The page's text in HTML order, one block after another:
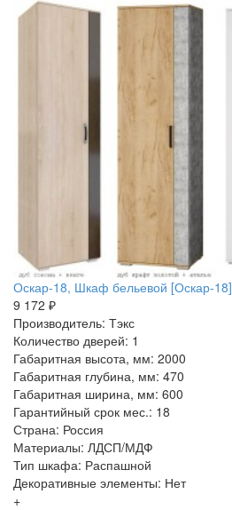
Оскар-18, Шкаф бельевой [Оскар-18]
9 172 ₽
Производитель: Тэкс
Количество дверей: 1
Габаритная высота, мм: 2000
Габаритная глубина, мм: 470
Габаритная ширина, мм: 600
Гарантийный срок мес.: 18
Страна: Россия
Материалы: ЛДСП/МДФ
Тип шкафа: Распашной
Декоративные элементы: Нет
+